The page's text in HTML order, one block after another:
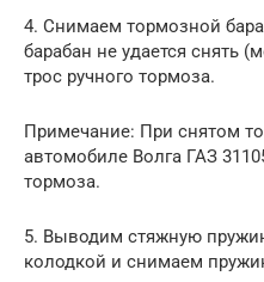
4. Снимаем тормозной
барабан не удается снять
трос ручного тормоза.
Примечание: При снятом
автомобиле Волга ГАЗ
тормоза.
5. Выводим стяжную
колодкой и снимаем